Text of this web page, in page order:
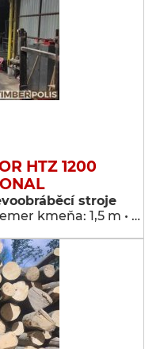
HTZ 1200
stroje
kmeňa: 1,5 m • …